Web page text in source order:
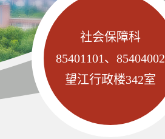
社会保障科
85401101、85404002
望江行政楼342室